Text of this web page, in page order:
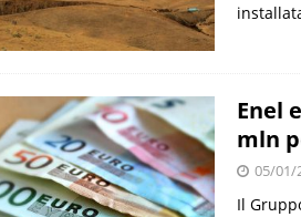
Enel
mln
05/01/
Il